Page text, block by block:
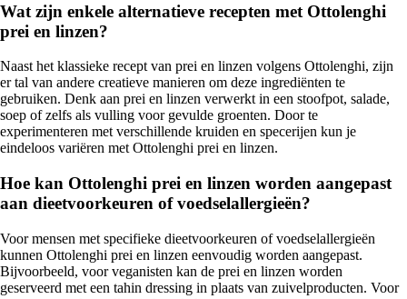
Wat zijn enkele alternatieve recepten met Ottolenghi
prei en linzen?
Naast het klassieke recept van prei en linzen volgens Ottolenghi, zijn
er tal van andere creatieve manieren om deze ingrediënten te
gebruiken. Denk aan prei en linzen verwerkt in een stoofpot, salade,
soep of zelfs als vulling voor gevulde groenten. Door te
experimenteren met verschillende kruiden en specerijen kun je
eindeloos variëren met Ottolenghi prei en linzen.
Hoe kan Ottolenghi prei en linzen worden aangepast
aan dieetvoorkeuren of voedselallergieën?
Voor mensen met specifieke dieetvoorkeuren of voedselallergieën
kunnen Ottolenghi prei en linzen eenvoudig worden aangepast.
Bijvoorbeeld, voor veganisten kan de prei en linzen worden
geserveerd met een tahin dressing in plaats van zuivelproducten. Voor